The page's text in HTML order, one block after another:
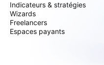
Indicateurs & stratégies
Wizards
Freelancers
Espaces payants